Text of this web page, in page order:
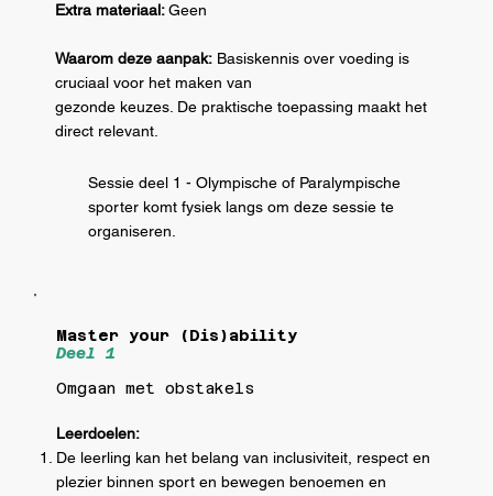
Extra materiaal:Geen
Waarom deze aanpak:Basiskennis over voeding is
cruciaal voor het maken van
gezonde keuzes. De praktische toepassing maakt het
direct relevant.
Sessie deel 1 - Olympische of Paralympische
sporter komt fysiek langs om deze sessie te
organiseren.
Master your (Dis)ability
Deel 1
Omgaan met obstakels
Leerdoelen:
De leerling kan het belang van inclusiviteit, respect en
plezier binnen sport en bewegen benoemen en